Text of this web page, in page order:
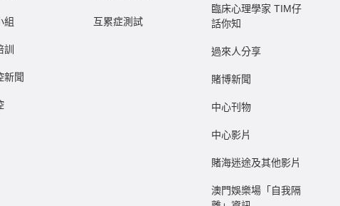
組
訓
新聞
互累症測試
臨床心理學家 TIM仔
話你知
過來人分享
賭博新聞
中心刊物
中心影片
賭海迷途及其他影片
澳門娛樂場「自我隔